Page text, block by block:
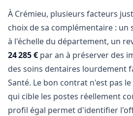
À Crémieu, plusieurs facteurs
choix de sa complémentaire :
à l'échelle du département, un
24 285 € par an à préserver des
des soins dentaires lourdement
Santé. Le bon contrat n'est pas
qui cible les postes réellement
profil égal permet d'identifier